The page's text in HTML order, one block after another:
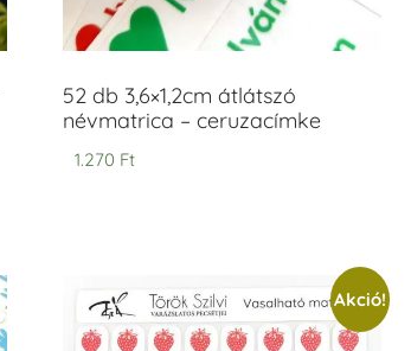
52 db 3,6×1,2cm átlátszó
névmatrica – ceruzacímke
1.270 Ft
Akció!